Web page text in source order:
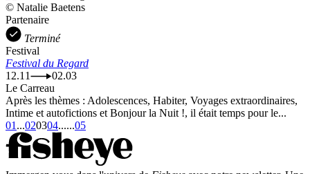
© Natalie Baetens
Partenaire
Terminé
Festival
Festival du Regard
12.11
02.03
Le Carreau
Après les thèmes : Adolescences, Habiter, Voyages extraordinaires,
Intime et autofictions et Bonjour la Nuit !, il était temps pour le...
01 ...020304......05